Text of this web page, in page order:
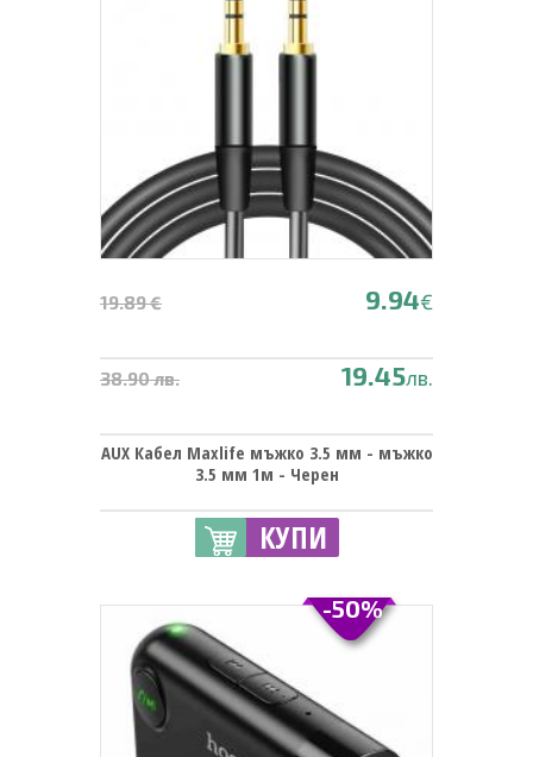
19.89 € 9.94€
38.90 лв. 19.45лв.
AUX Кабел Maxlife мъжко 3.5 мм - мъжко
3.5 мм 1м - Черен
КУПИ
-50%